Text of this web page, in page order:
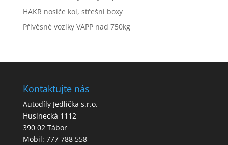
HAKR nosiče kol, střešní boxy
Přívěsné vozíky VAPP nad 750kg
Kontaktujte nás
Autodíly Jedlička s.r.o.
Husinecká 1112
390 02 Tábor
Mobil: 777 788 558